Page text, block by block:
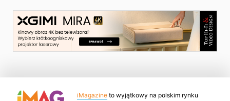
iMagazine to wyjątkowy na polskim rynku